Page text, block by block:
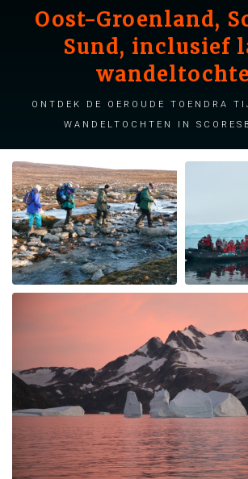
Oost-Groenland,
Sund, inclusief
Ontdek de oeroude toendra
wandeltochten in